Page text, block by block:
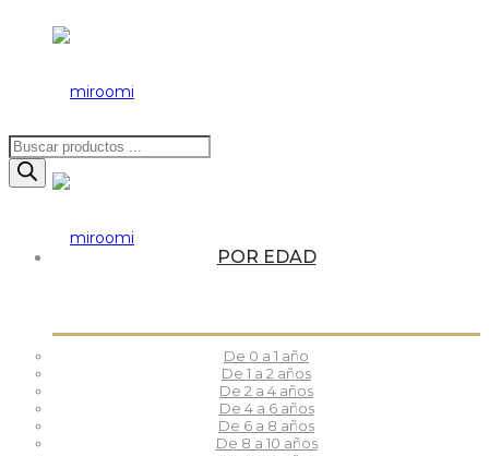
Búsqueda
de
productos
POR EDAD
De 0 a 1 año
De 1 a 2 años
De 2 a 4 años
De 4 a 6 años
De 6 a 8 años
De 8 a 10 años